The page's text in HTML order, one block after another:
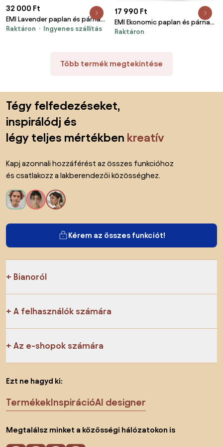
32 000 Ft
EMI Lavender paplan és párna
szett 140x200 cm + 70x90 cm
Raktáron Ingyenes szállítás
17 990 Ft
EMI Ekonomic paplan és párna
szett 140x200 cm + 70x90 cm
Raktáron
Több termék megtekintése
Tégy felfedezéseket,
inspirálódj és
légy teljes mértékben kreatív
Kapj azonnali hozzáférést az összes funkcióhoz
és csatlakozz a lakberendezői közösséghez.
Kérem az összes funkciót!
Bianoról
A felhasználók számára
Az e-shopok számára
Ezt ne hagyd ki:
TermékekInspirációAI designer
Megtalálsz minket a közösségi hálózatokon is